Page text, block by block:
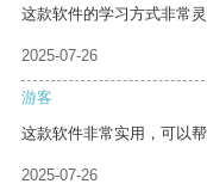
这款软件的学习方式非常
2025-07-26
游客
这款软件非常实用，可以
2025-07-26